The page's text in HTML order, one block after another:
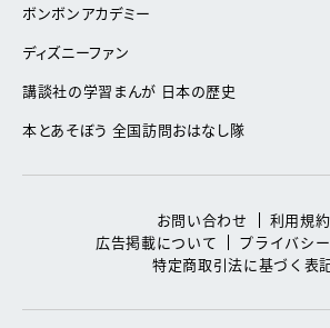
ボンボンアカデミー
ディズニーファン
講談社の学習まんが 日本の歴史
本とあそぼう 全国訪問おはなし隊
お問い合わせ
利用規約
広告掲載について
プライバシ
特定商取引法に基づく表